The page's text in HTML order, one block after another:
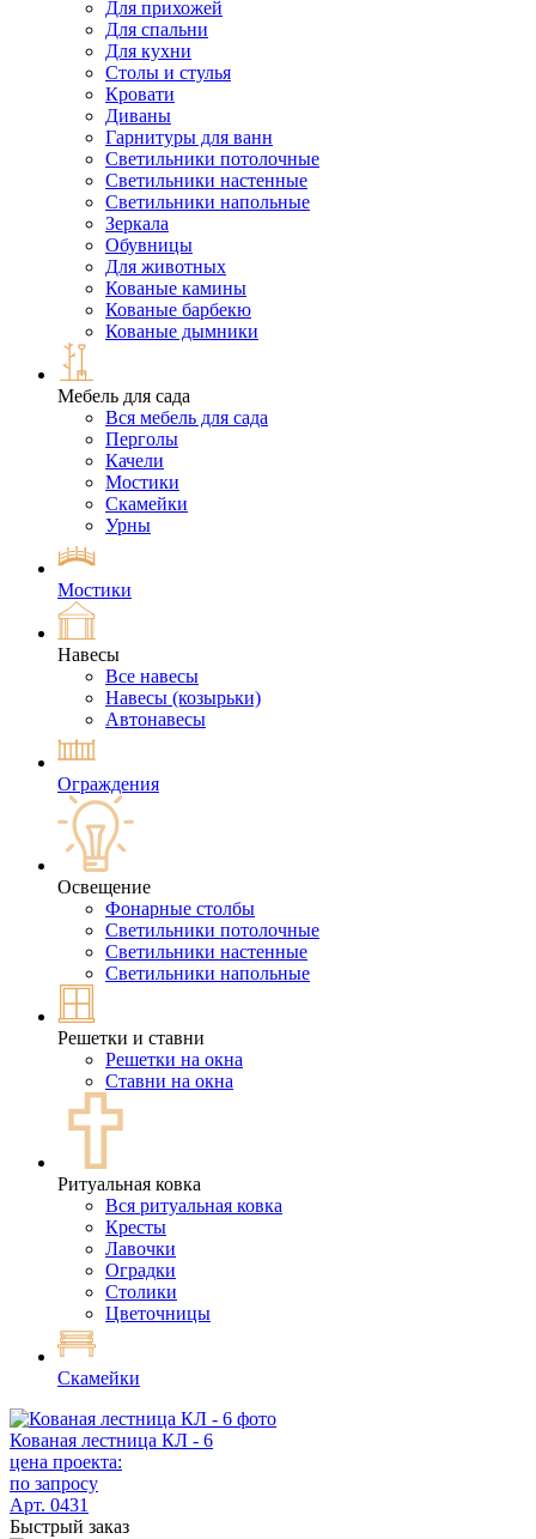
Для прихожей
Для спальни
Для кухни
Столы и стулья
Кровати
Диваны
Гарнитуры для ванн
Светильники потолочные
Светильники настенные
Светильники напольные
Зеркала
Обувницы
Для животных
Кованые камины
Кованые барбекю
Кованые дымники
Мебель для сада
Вся мебель для сада
Перголы
Качели
Мостики
Скамейки
Урны
Мостики
Навесы
Все навесы
Навесы (козырьки)
Автонавесы
Ограждения
Освещение
Фонарные столбы
Светильники потолочные
Светильники настенные
Светильники напольные
Решетки и ставни
Решетки на окна
Ставни на окна
Ритуальная ковка
Вся ритуальная ковка
Кресты
Лавочки
Оградки
Столики
Цветочницы
Скамейки
Кованая лестница КЛ - 6
цена проекта:
по запросу
Арт. 0431
Быстрый заказ